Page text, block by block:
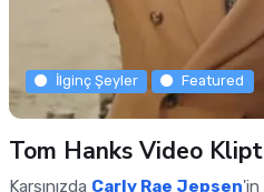
İlginç Şeyler Featured
Tom Hanks Video
Karşınızda Carly Rae Jepsen'in